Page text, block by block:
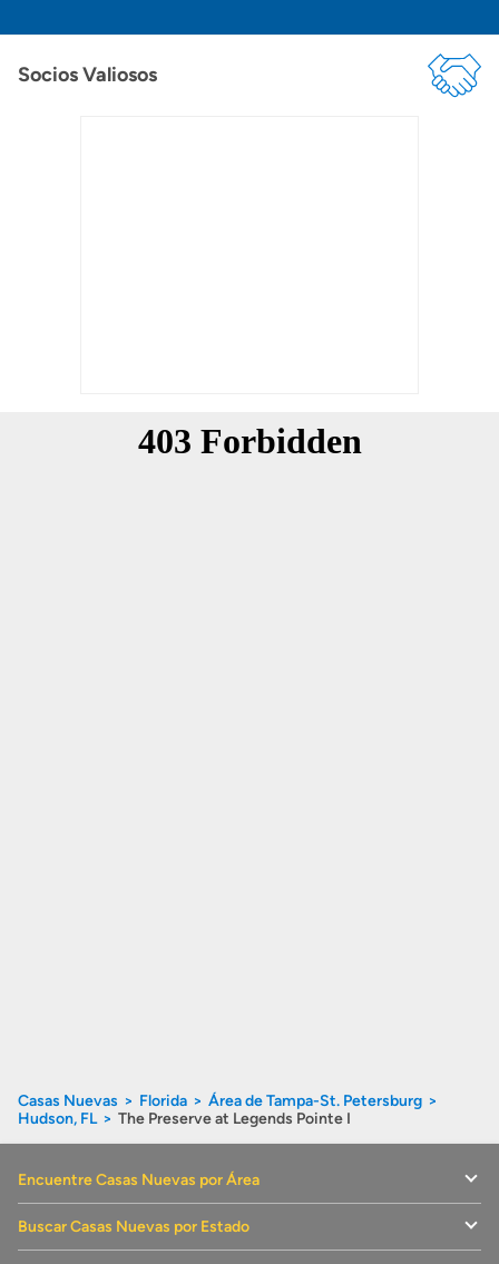
Socios Valiosos
Casas Nuevas Florida
Área de Tampa-St. Petersburg
Hudson, FL
The Preserve at Legends Pointe I
Encuentre Casas Nuevas por Área
Buscar Casas Nuevas por Estado